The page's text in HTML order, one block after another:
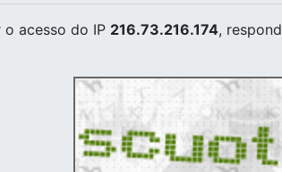
o acesso do IP 216.73.216.174,